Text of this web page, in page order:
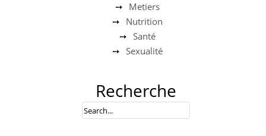
Metiers
Nutrition
Santé
Sexualité
Recherche